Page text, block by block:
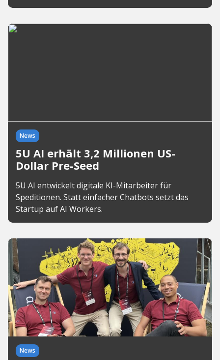
News
5U AI erhält 3,2 Millionen US-
Dollar Pre-Seed
5U AI entwickelt digitale KI-Mitarbeiter für
Speditionen. Statt einfacher Chatbots setzt das
Startup auf AI Workers.
News